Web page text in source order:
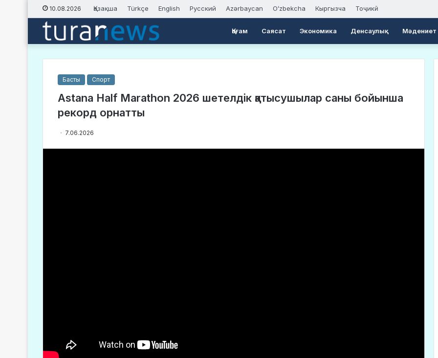
10.08.2026 Қазақша Türkçe English Русский Azərbaycan Oʻzbekcha Кыргызча Тоҷикӣ
Қоғам Саясат Экономика Денсаулық Мәдениет
Басты Спорт
Astana Half Marathon 2026 шетелдік қатысушылар саны бойынша
рекорд орнатты
7.06.2026